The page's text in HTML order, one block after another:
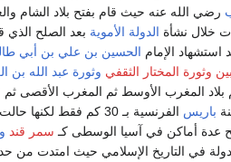
رضي الله عنه حيث قام بفتح بلاد الشام
خلال نشأة الدولة الأموية بعد الصلح
استشهاد الإمام الحسين بن علي بن أبي
وثورة المختار الثقفي وثورة عبد الله بن
المغرب الأوسط ثم المغرب الأقصى ثم
باريس
الفرنسية بـ 30 كم فقط
عدة أماكن في آسيا الوسطى كـ سمر قند
في التاريخ الإسلامي حيث امتدت من